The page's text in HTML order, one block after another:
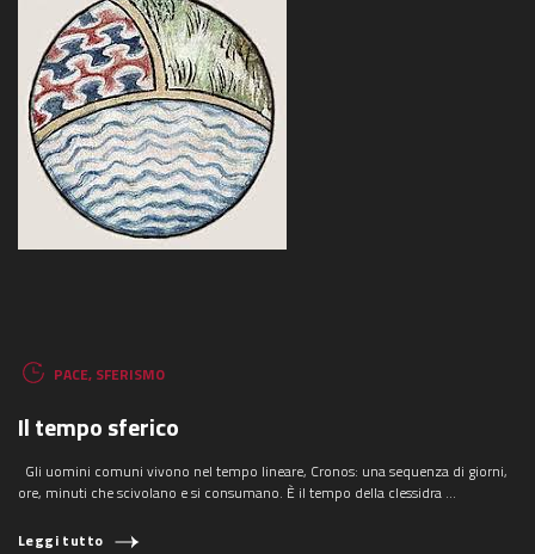
PACE, SFERISMO
Il tempo sferico
Gli uomini comuni vivono nel tempo lineare, Cronos: una sequenza di giorni,
ore, minuti che scivolano e si consumano. È il tempo della clessidra ...
Leggi tutto